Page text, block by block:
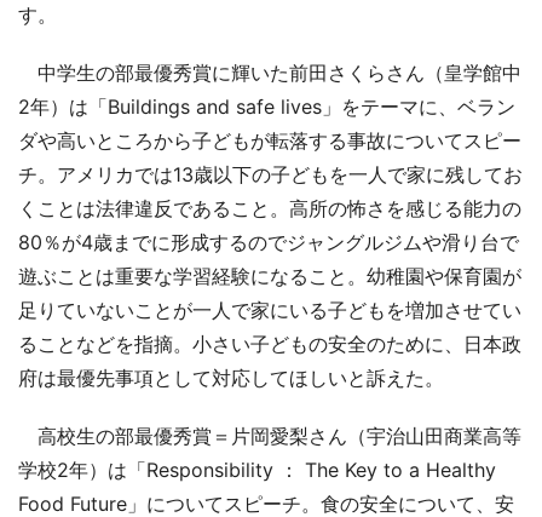
す。
中学生の部最優秀賞に輝いた前田さくらさん（皇学館中
2年）は「Buildings and safe lives」をテーマに、ベラン
ダや高いところから子どもが転落する事故についてスピー
チ。アメリカでは13歳以下の子どもを一人で家に残してお
くことは法律違反であること。高所の怖さを感じる能力の
80％が4歳までに形成するのでジャングルジムや滑り台で
遊ぶことは重要な学習経験になること。幼稚園や保育園が
足りていないことが一人で家にいる子どもを増加させてい
ることなどを指摘。小さい子どもの安全のために、日本政
府は最優先事項として対応してほしいと訴えた。
高校生の部最優秀賞＝片岡愛梨さん（宇治山田商業高等
学校2年）は「Responsibility ： The Key to a Healthy
Food Future」についてスピーチ。食の安全について、安